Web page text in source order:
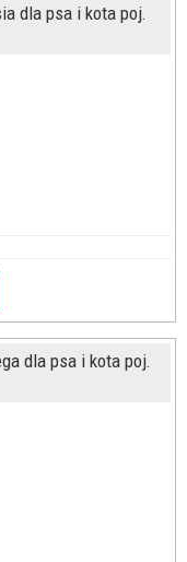
dla psa i kota poj.
dla psa i kota poj.